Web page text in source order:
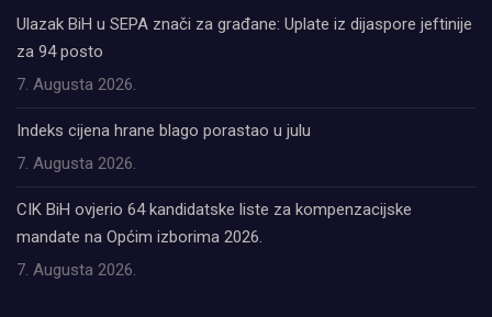
Ulazak BiH u SEPA znači za građane: Uplate iz dijaspore jeftinije
za 94 posto
7. Augusta 2026.
Indeks cijena hrane blago porastao u julu
7. Augusta 2026.
CIK BiH ovjerio 64 kandidatske liste za kompenzacijske
mandate na Općim izborima 2026.
7. Augusta 2026.